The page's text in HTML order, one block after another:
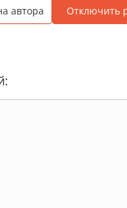
автора Отключить